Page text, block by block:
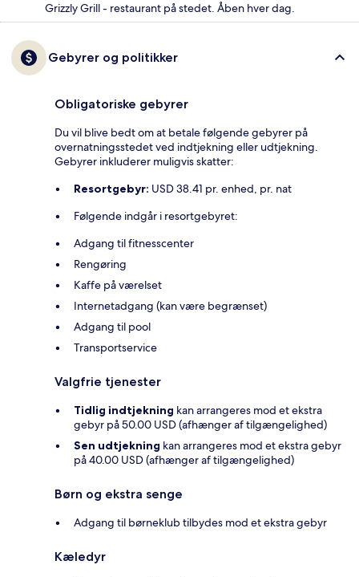
Grizzly Grill - restaurant på stedet. Åben hver dag.
Gebyrer og politikker
Obligatoriske gebyrer
Du vil blive bedt om at betale følgende gebyrer på
overnatningsstedet ved indtjekning eller udtjekning.
Gebyrer inkluderer muligvis skatter:
Resortgebyr: USD 38.41 pr. enhed, pr. nat
Følgende indgår i resortgebyret:
Adgang til fitnesscenter
Rengøring
Kaffe på værelset
Internetadgang (kan være begrænset)
Adgang til pool
Transportservice
Valgfrie tjenester
Tidlig indtjekning kan arrangeres mod et ekstra
gebyr på 50.00 USD (afhænger af tilgængelighed)
Sen udtjekning kan arrangeres mod et ekstra gebyr
på 40.00 USD (afhænger af tilgængelighed)
Børn og ekstra senge
Adgang til børneklub tilbydes mod et ekstra gebyr
Kæledyr